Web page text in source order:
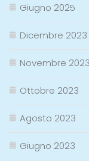
Giugno 2025
Dicembre 2023
Novembre 2023
Ottobre 2023
Agosto 2023
Giugno 2023